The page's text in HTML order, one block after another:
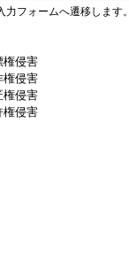
力フォームへ遷移します。
権侵害
権侵害
権侵害
権侵害